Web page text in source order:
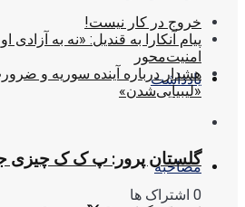
یادداشت
مصاحبه
خروج در کار نیست!
پیام آنکارا به قندیل: «نه به آزادی
امنیت‌محور
هشدار درباره آینده سوریه و
«لیبیایی‌شدن»
گلستان پرور: پ ک ک چیزی
0 اشتراک ها